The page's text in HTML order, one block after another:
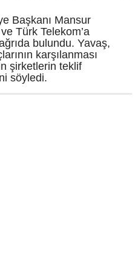
Başkanı Mansur
Türk Telekom’a
bulundu. Yavaş,
karşılanması
şirketlerin teklif
söyledi.